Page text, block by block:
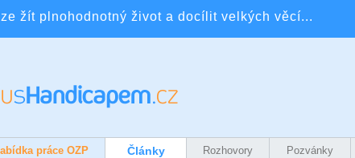
žít plnohodnotný život a docílit velkých věcí...
práce OZP Články Rozhovory Pozvánky